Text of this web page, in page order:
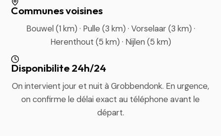
Communes voisines
Bouwel (1 km) · Pulle (3 km) · Vorselaar (3 km) ·
Herenthout (5 km) · Nijlen (5 km)
Disponibilite 24h/24
On intervient jour et nuit à Grobbendonk. En urgence,
on confirme le délai exact au téléphone avant le
départ.